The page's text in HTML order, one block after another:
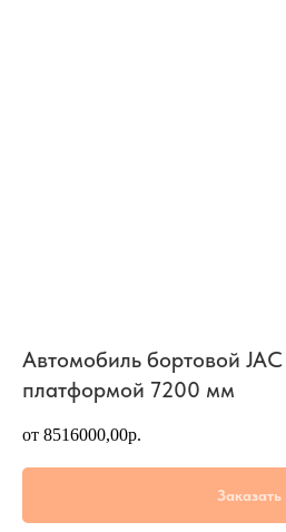
Автомобиль бортовой
платформой 7200 мм
от 8516000,00р.
Заказать